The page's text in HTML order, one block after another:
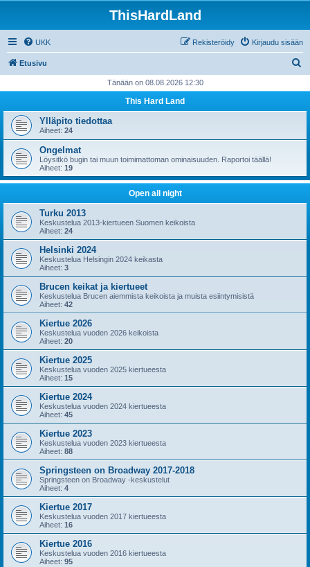
ThisHardLand
UKK Kirjaudu sisään
Rekisteröidy
Etusivu
i
Tänään on 08.08.2026 12:30
This Hard Land
Ylläpito tiedottaa
Aiheet: 24
Ongelmat
Löysitkö bugin tai muun toimimattoman ominaisuuden. Raportoi täällä!
Aiheet: 19
Open all night
Turku 2013
Keskustelua 2013-kiertueen Suomen keikoista
Aiheet: 24
Helsinki 2024
Keskustelua Helsingin 2024 keikasta
Aiheet: 3
Brucen keikat ja kiertueet
Keskustelua Brucen aiemmista keikoista ja muista esiintymisistä
Aiheet: 42
Kiertue 2026
Keskustelua vuoden 2026 keikoista
Aiheet: 20
Kiertue 2025
Keskustelua vuoden 2025 kiertueesta
Aiheet: 15
Kiertue 2024
Keskustelua vuoden 2024 kiertueesta
Aiheet: 45
Kiertue 2023
Keskustelua vuoden 2023 kiertueesta
Aiheet: 88
Springsteen on Broadway 2017-2018
Springsteen on Broadway -keskustelut
Aiheet: 4
Kiertue 2017
Keskustelua vuoden 2017 kiertueesta
Aiheet: 16
Kiertue 2016
Keskustelua vuoden 2016 kiertueesta
Aiheet: 95